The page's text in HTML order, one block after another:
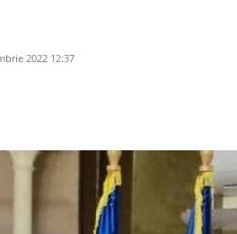
2022 12:37